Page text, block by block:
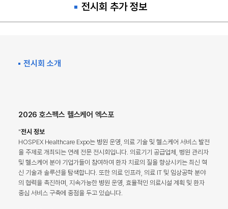
전시회 추가 정보
전시회 소개
2026 호스펙스 헬스케어 엑스포
"전시 정보
HOSPEX Healthcare Expo는 병원 운영, 의료 기술 및 헬스케어 서비스 발전
을 주제로 개최되는 연례 전문 전시회입니다. 의료기기 공급업체, 병원 관리자
및 헬스케어 분야 기업가들이 참여하여 환자 치료의 질을 향상시키는 최신 혁
신 기술과 솔루션을 탐색합니다. 또한 의료 인프라, 의료 IT 및 임상공학 분야
의 협력을 촉진하며, 지속가능한 병원 운영, 효율적인 의료시설 계획 및 환자
중심 서비스 구축에 중점을 두고 있습니다.